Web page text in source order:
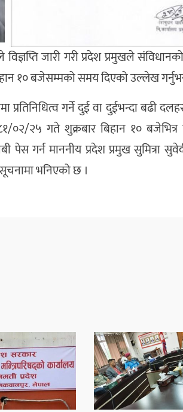
जारी गरी प्रदेश प्रमुखले
१० बजेसम्मको समय दिएको उल्लेख
प्रतिनिधित्व गर्ने दुई वा दुईभन्दा बढी
०२/२५ गते शुक्रबार बिहान १०
पेस गर्न माननीय प्रदेश प्रमुख सुमित्रा
भनिएको छ ।